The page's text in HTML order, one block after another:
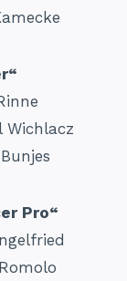
Wichlacz
Pro“